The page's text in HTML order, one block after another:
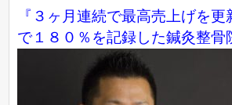
『３ヶ月連続で最高売上げを
で１８０％を記録した鍼灸整骨